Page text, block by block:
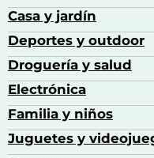
Bebidas espirituosas
Brandy
Café
Accesorios para coche
Aceite de motor y
Aceites motor
Altavoces coche
Casa y jardín
Accesorios de hogar y
Aires acondicionados
Artículos de
Barbacoas
Deportes y outdoor
Balones de fútbol
Bicicletas
Bicicletas elípticas
Bolsas bicicleta
Droguería y salud
Alimentación del bebé
Alimentación y
Artículos de limpieza
Básculas de baño
Electrónica
Altavoces
Aspiradoras
Auriculares
Familia y niños
Accesorios para el
Juguetes y